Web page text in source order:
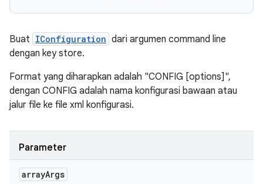
Buat IConfiguration dari argumen command line
dengan key store.
Format yang diharapkan adalah "CONFIG [options]",
dengan CONFIG adalah nama konfigurasi bawaan atau
jalur file ke file xml konfigurasi.
Parameter
arrayArgs